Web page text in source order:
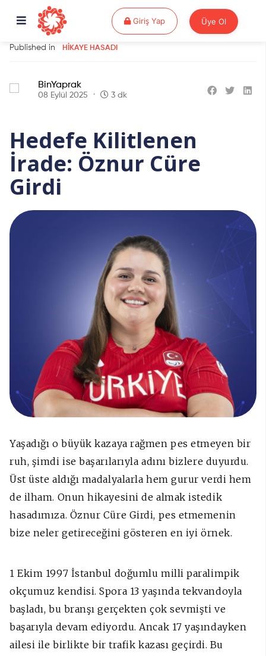
Giriş YapGiriş Yap Üye Ol
Published in HIKAYE HASADI
BinYaprak
08 Eylül 2025 3 dk
Hedefe Kilitlenen
İrade: Öznur Cüre
Girdi
Yaşadığı o büyük kazaya rağmen pes etmeyen bir
ruh, şimdi ise başarılarıyla adını bizlere duyurdu.
Üst üste aldığı madalyalarla hem gurur verdi hem
de ilham. Onun hikayesini de almak istedik
hasadımıza. Öznur Cüre Girdi, pes etmemenin
bize neler getireceğini gösteren en iyi örnek.
1 Ekim 1997 İstanbul doğumlu milli paralimpik
okçumuz kendisi. Spora 13 yaşında tekvandoyla
başladı, bu branşı gerçekten çok sevmişti ve
başarıyla devam ediyordu. Ancak 17 yaşındayken
ailesi ile birlikte bir trafik kazası geçirdi. Bu